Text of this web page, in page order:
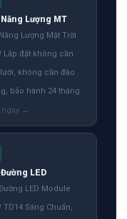
Lượng MT
Lượng Mặt Trời
Lắp đặt không cần
không cần đào
bảo hành 24 tháng.
LED
LED Module
TD14 Sáng Chuẩn,